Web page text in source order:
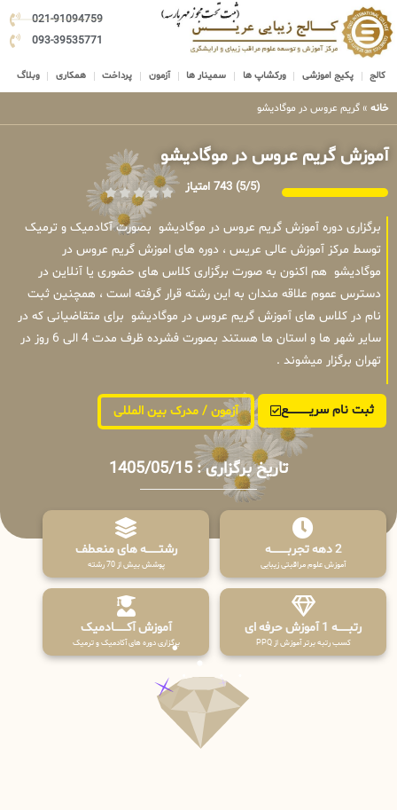
021-91094759
093-39535771
کالج پکیج اموزشی ورکشاپ ها سمینار ها آزمون پرداخت همکاری وبلاگ
خانه » گریم عروس در موگادیشو
آموزش گریم عروس در موگادیشو
(5/5) 743 امتیاز
برگزاری دوره آموزش گریم عروس در موگادیشو بصورت آکادمیک و ترمیک
توسط مرکز آموزش عالی عریس ، دوره های اموزش گریم عروس در
موگادیشو هم اکنون به صورت برگزاری کلاس های حضوری یا آنلاین در
دسترس عموم علاقه مندان به این رشته قرار گرفته است ، همچنین ثبت
نام در کلاس های آموزش گریم عروس در موگادیشو برای متقاضیانی که در
سایر شهر ها و استان ها هستند بصورت فشرده ظرف مدت 4 الی 6 روز در
تهران برگزار میشوند .
ثبت نام سریــــــــــــع آزمون / مدرک بین المللی
تاریخ برگزاری : 1405/05/15
2 دهه تجربـــــــــه
آموزش علوم مراقبتی زیبایی
رشتـــــــه های منعطف
پوشش بیش از 70 رشته
رتبــــــه 1 آموزش حرفه ای
کسب رتبه برتر آموزش از PPQ
آموزش آکـــــــادمیک
برگزاری دوره های آکادمیک و ترمیک